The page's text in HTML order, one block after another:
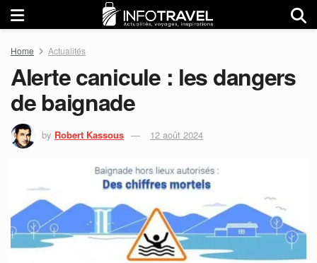
Home Actualités
Alerte canicule : les dangers
de baignade
by Robert Kassous 12 août 2024